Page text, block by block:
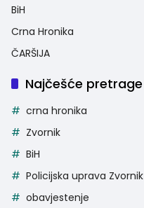
BiH
Crna Hronika
ČARŠIJA
Najčešće pretrage
crna hronika
Zvornik
BiH
Policijska uprava Zvornik
obavjestenje